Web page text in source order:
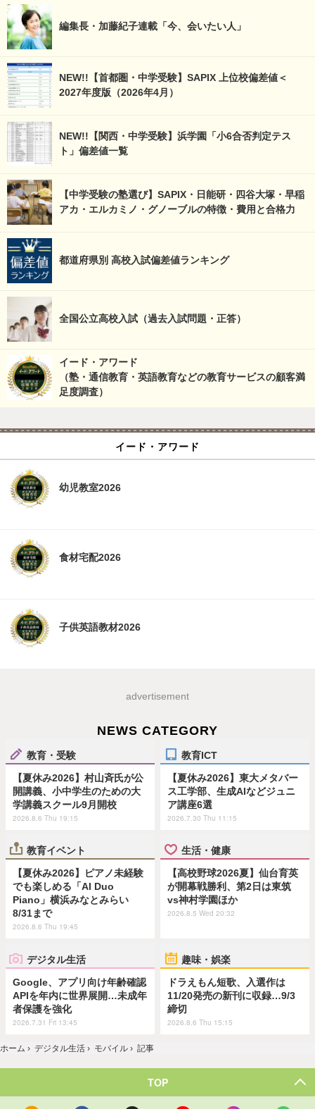
編集長・加藤紀子連載「今、会いたい人」
NEW!!【首都圏・中学受験】SAPIX 上位校偏差値＜
2027年度版（2026年4月）
NEW!!【関西・中学受験】浜学園「小6合否判定テス
ト」偏差値一覧
【中学受験の塾選び】SAPIX・日能研・四谷大塚・早稲
アカ・エルカミノ・グノーブルの特徴・費用と合格力
都道府県別 高校入試偏差値ランキング
全国公立高校入試（過去入試問題・正答）
イード・アワード
（塾・通信教育・英語教育などの教育サービスの顧客満
足度調査）
イード・アワード
幼児教室2026
食材宅配2026
子供英語教材2026
advertisement
NEWS CATEGORY
教育・受験
【夏休み2026】村山斉氏が公
開講義、小中学生のための大
学講義スクール9月開校
2026.8.6 Thu 19:15
教育ICT
【夏休み2026】東大メタバー
ス工学部、生成AIなどジュニ
ア講座6選
2026.7.30 Thu 11:15
教育イベント
【夏休み2026】ピアノ未経験
でも楽しめる「AI Duo
Piano」横浜みなとみらい
8/31まで
2026.8.6 Thu 19:45
生活・健康
【高校野球2026夏】仙台育英
が開幕戦勝利、第2日は東筑
vs神村学園ほか
2026.8.5 Wed 20:32
デジタル生活
Google、アプリ向け年齢確認
APIを年内に世界展開…未成年
者保護を強化
2026.7.31 Fri 13:45
趣味・娯楽
ドラえもん短歌、入選作は
11/20発売の新刊に収録…9/3
締切
2026.8.6 Thu 15:15
ホーム › デジタル生活 › モバイル › 記事
TOP